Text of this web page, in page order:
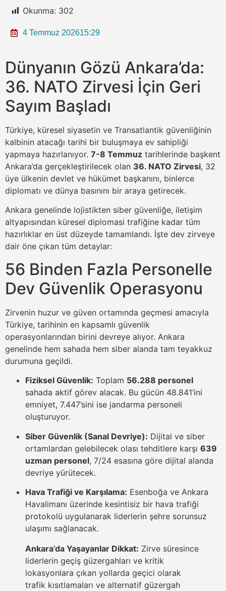
Okunma: 302
4 Temmuz 202615:29
Dünyanın Gözü Ankara’da:
36. NATO Zirvesi İçin Geri
Sayım Başladı
Türkiye, küresel siyasetin ve Transatlantik güvenliğinin
kalbinin atacağı tarihi bir buluşmaya ev sahipliği
yapmaya hazırlanıyor. 7-8 Temmuz tarihlerinde başkent
Ankara’da gerçekleştirilecek olan 36. NATO Zirvesi, 32
üye ülkenin devlet ve hükümet başkanını, binlerce
diplomatı ve dünya basınını bir araya getirecek.
Ankara genelinde lojistikten siber güvenliğe, iletişim
altyapısından küresel diplomasi trafiğine kadar tüm
hazırlıklar en üst düzeyde tamamlandı. İşte dev zirveye
dair öne çıkan tüm detaylar:
56 Binden Fazla Personelle
Dev Güvenlik Operasyonu
Zirvenin huzur ve güven ortamında geçmesi amacıyla
Türkiye, tarihinin en kapsamlı güvenlik
operasyonlarından birini devreye alıyor. Ankara
genelinde hem sahada hem siber alanda tam teyakkuz
durumuna geçildi.
Fiziksel Güvenlik: Toplam 56.288 personel
sahada aktif görev alacak. Bu gücün 48.841’ini
emniyet, 7.447’sini ise jandarma personeli
oluşturuyor.
Siber Güvenlik (Sanal Devriye): Dijital ve siber
ortamlardan gelebilecek olası tehditlere karşı 639
uzman personel, 7/24 esasına göre dijital alanda
devriye yürütecek.
Hava Trafiği ve Karşılama: Esenboğa ve Ankara
Havalimanı üzerinde kesintisiz bir hava trafiği
protokolü uygulanarak liderlerin şehre sorunsuz
ulaşımı sağlanacak.
Ankara’da Yaşayanlar Dikkat: Zirve süresince
liderlerin geçiş güzergahları ve kritik
lokasyonlara çıkan yollarda geçici olarak
trafik kısıtlamaları ve alternatif güzergah